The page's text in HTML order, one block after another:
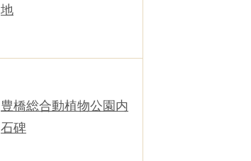
地
豊橋総合動植物公園内
石碑